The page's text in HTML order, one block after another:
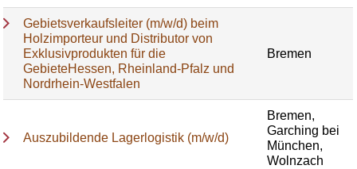
Gebietsverkaufsleiter (m/w/d) beim
Holzimporteur und Distributor von
Exklusivprodukten für die
GebieteHessen, Rheinland-Pfalz und
Nordrhein-Westfalen
Bremen
Auszubildende Lagerlogistik (m/w/d)
Bremen,
Garching bei
München,
Wolnzach